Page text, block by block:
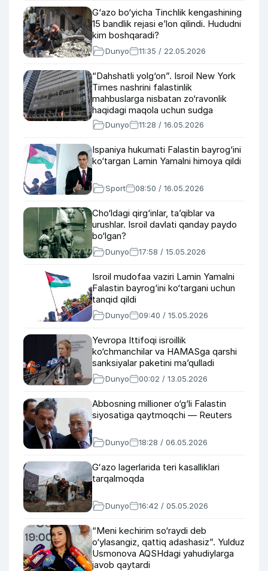
G‘azo bo‘yicha Tinchlik kengashining
15 bandlik rejasi e’lon qilindi. Hududni
kim boshqaradi?
Dunyo 11:35 / 22.05.2026
“Dahshatli yolg‘on”. Isroil New York
Times nashrini falastinlik
mahbuslarga nisbatan zo‘ravonlik
haqidagi maqola uchun sudga
bermoqchi
Dunyo 11:28 / 16.05.2026
Ispaniya hukumati Falastin bayrog‘ini
ko‘targan Lamin Yamalni himoya qildi
Sport 08:50 / 16.05.2026
Cho‘ldagi qirg‘inlar, ta’qiblar va
urushlar. Isroil davlati qanday paydo
bo‘lgan?
Dunyo 17:58 / 15.05.2026
Isroil mudofaa vaziri Lamin Yamalni
Falastin bayrog‘ini ko‘targani uchun
tanqid qildi
Dunyo 09:40 / 15.05.2026
Yevropa Ittifoqi isroillik
ko‘chmanchilar va HAMASga qarshi
sanksiyalar paketini ma’qulladi
Dunyo 00:02 / 13.05.2026
Abbosning millioner o‘g‘li Falastin
siyosatiga qaytmoqchi — Reuters
Dunyo 18:28 / 06.05.2026
Gʻazo lagerlarida teri kasalliklari
tarqalmoqda
Dunyo 16:42 / 05.05.2026
“Meni kechirim so‘raydi deb
o‘ylasangiz, qattiq adashasiz”. Yulduz
Usmonova AQSHdagi yahudiylarga
javob qaytardi